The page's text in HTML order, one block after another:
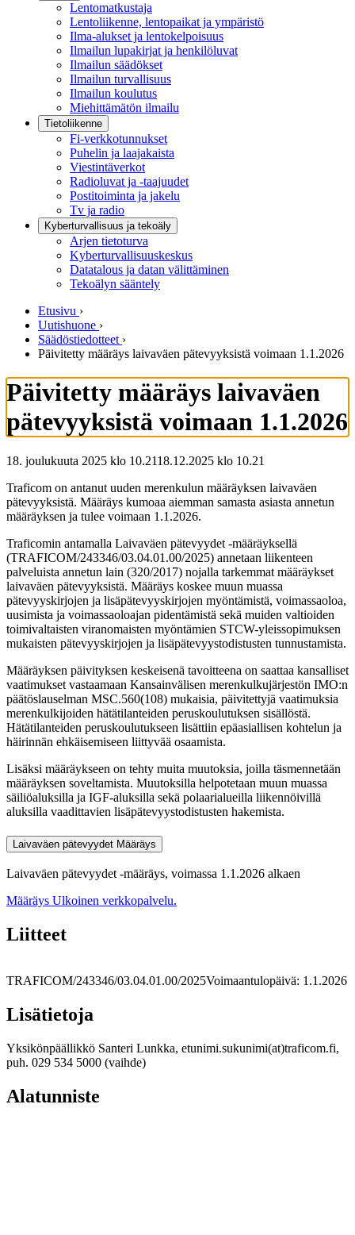
Lentomatkustaja
Lentoliikenne, lentopaikat ja ympäristö
Ilma-alukset ja lentokelpoisuus
Ilmailun lupakirjat ja henkilöluvat
Ilmailun säädökset
Ilmailun turvallisuus
Ilmailun koulutus
Miehittämätön ilmailu
Tietoliikenne
Fi-verkkotunnukset
Puhelin ja laajakaista
Viestintäverkot
Radioluvat ja -taajuudet
Postitoiminta ja jakelu
Tv ja radio
Kyberturvallisuus ja tekoäly
Arjen tietoturva
Kyberturvallisuuskeskus
Datatalous ja datan välittäminen
Tekoälyn sääntely
Etusivu ›
Uutishuone ›
Säädöstiedotteet ›
Päivitetty määräys laivaväen pätevyyksistä voimaan 1.1.2026
Päivitetty määräys laivaväen
pätevyyksistä voimaan 1.1.2026
18. joulukuuta 2025 klo 10.2118.12.2025 klo 10.21
Traficom on antanut uuden merenkulun määräyksen laivaväen
pätevyyksistä. Määräys kumoaa aiemman samasta asiasta annetun
määräyksen ja tulee voimaan 1.1.2026.
Traficomin antamalla Laivaväen pätevyydet -määräyksellä
(TRAFICOM/243346/03.04.01.00/2025) annetaan liikenteen
palveluista annetun lain (320/2017) nojalla tarkemmat määräykset
laivaväen pätevyyksistä. Määräys koskee muun muassa
pätevyyskirjojen ja lisäpätevyyskirjojen myöntämistä, voimassaoloa,
uusimista ja voimassaoloajan pidentämistä sekä muiden valtioiden
toimivaltaisten viranomaisten myöntämien STCW-yleissopimuksen
mukaisten pätevyyskirjojen ja lisäpätevyystodistusten tunnustamista.
Määräyksen päivityksen keskeisenä tavoitteena on saattaa kansalliset
vaatimukset vastaamaan Kansainvälisen merenkulkujärjestön IMO:n
päätöslauselman MSC.560(108) mukaisia, päivitettyjä vaatimuksia
merenkulkijoiden hätätilanteiden peruskoulutuksen sisällöstä.
Hätätilanteiden peruskoulutukseen lisättiin epäasiallisen kohtelun ja
häirinnän ehkäisemiseen liittyvää osaamista.
Lisäksi määräykseen on tehty muita muutoksia, joilla täsmennetään
määräyksen soveltamista. Muutoksilla helpotetaan muun muassa
säiliöaluksilla ja IGF-aluksilla sekä polaarialueilla liikennöivillä
aluksilla vaadittavien lisäpätevyystodistusten hakemista.
Laivaväen pätevyydet Määräys
Laivaväen pätevyydet -määräys, voimassa 1.1.2026 alkaen
Määräys Ulkoinen verkkopalvelu.
Liitteet
TRAFICOM/243346/03.04.01.00/2025Voimaantulopäivä: 1.1.2026
Lisätietoja
Yksikönpäällikkö Santeri Lunkka, etunimi.sukunimi(at)traficom.fi,
puh. 029 534 5000 (vaihde)
Alatunniste